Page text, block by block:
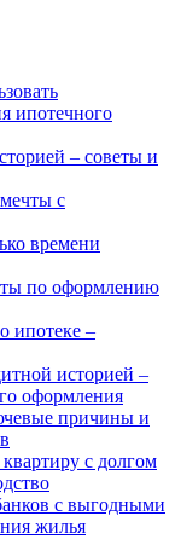
ипотечного
– советы и
с
времени
по оформлению
ипотеке –
историей –
оформления
причины и
с долгом
с выгодными
жилья